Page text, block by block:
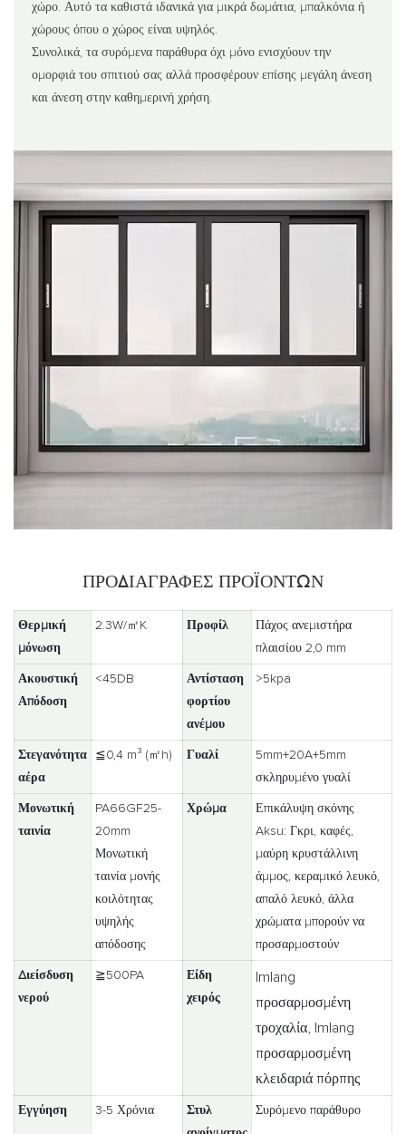
χώρο. Αυτό τα καθιστά ιδανικά για μικρά δωμάτια, μπαλκόνια ή
χώρους όπου ο χώρος είναι υψηλός.
Συνολικά, τα συρόμενα παράθυρα όχι μόνο ενισχύουν την
ομορφιά του σπιτιού σας αλλά προσφέρουν επίσης μεγάλη άνεση
και άνεση στην καθημερινή χρήση.
ΠΡΟΔΙΑΓΡΑΦΈΣ ΠΡΟΪΌΝΤΩΝ
Θερμική
μόνωση
2.3W/㎡K Προφίλ
Πάχος ανεμιστήρα
πλαισίου 2,0 mm
Ακουστική
Απόδοση
<45DB
Αντίσταση
φορτίου
ανέμου
>5kpa
Στεγανότητα
αέρα
≦0,4 m³ (㎡h) Γυαλί
5mm+20A+5mm
σκληρυμένο γυαλί
Μονωτική
ταινία
PA66GF25-
20mm
Μονωτική
ταινία μονής
κοιλότητας
υψηλής
απόδοσης
Χρώμα
Επικάλυψη σκόνης
Aksu: Γκρι, καφές,
μαύρη κρυστάλλινη
άμμος, κεραμικό λευκό,
απαλό λευκό, άλλα
χρώματα μπορούν να
προσαρμοστούν
Διείσδυση
νερού
≧500PA
Είδη
χειρός
Imlang
προσαρμοσμένη
τροχαλία, Imlang
προσαρμοσμένη
κλειδαριά πόρπης
Εγγύηση 3-5 Χρόνια
Στυλ
Συρόμενο παράθυρο